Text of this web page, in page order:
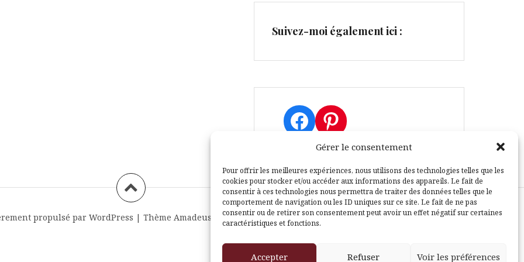
Gérer le consentement
Pour offrir les meilleures expériences, nous utilisons des technologies telles que les
cookies pour stocker et/ou accéder aux informations des appareils. Le fait de
consentir à ces technologies nous permettra de traiter des données telles que le
comportement de navigation ou les ID uniques sur ce site. Le fait de ne pas
consentir ou de retirer son consentement peut avoir un effet négatif sur certaines
caractéristiques et fonctions.
Accepter Refuser Voir les préférences
Suivez-moi également ici :
Facebook
Pinterest
propulsé par WordPress | Thème Amadeus par Themeisle